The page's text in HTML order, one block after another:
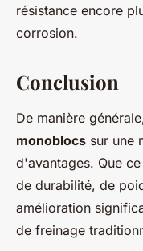
résistance encore
corrosion.
Conclusion
De manière
monoblocs sur une
d'avantages. Que
de durabilité, de
amélioration
de freinage